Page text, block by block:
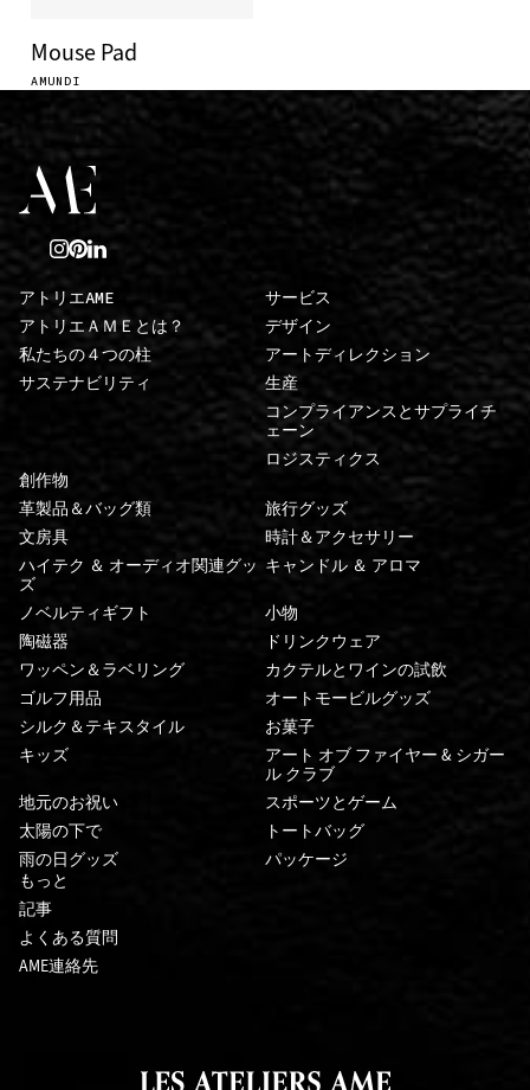
Mouse Pad
AMUNDI
アトリエAME
アトリエＡＭＥとは？
私たちの４つの柱
サステナビリティ
サービス
デザイン
アートディレクション
生産
コンプライアンスとサプライチ
ェーン
ロジスティクス
創作物
革製品＆バッグ類
旅行グッズ
文房具
時計＆アクセサリー
ハイテク ＆ オーディオ関連グッ
ズ
キャンドル ＆ アロマ
ノベルティギフト
小物
陶磁器
ドリンクウェア
ワッペン＆ラベリング
カクテルとワインの試飲
ゴルフ用品
オートモービルグッズ
シルク＆テキスタイル
お菓子
キッズ
アート オブ ファイヤー & シガー
ル クラブ
地元のお祝い
スポーツとゲーム
太陽の下で
トートバッグ
雨の日グッズ
パッケージ
もっと
記事
よくある質問
AME連絡先